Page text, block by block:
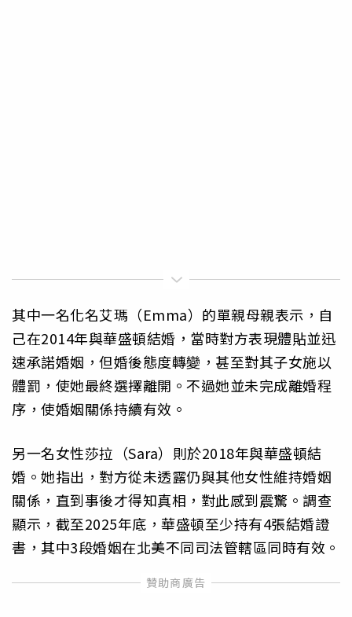
其中一名化名艾瑪（Emma）的單親母親表示，自
己在2014年與華盛頓結婚，當時對方表現體貼並迅
速承諾婚姻，但婚後態度轉變，甚至對其子女施以
體罰，使她最終選擇離開。不過她並未完成離婚程
序，使婚姻關係持續有效。
另一名女性莎拉（Sara）則於2018年與華盛頓結
婚。她指出，對方從未透露仍與其他女性維持婚姻
關係，直到事後才得知真相，對此感到震驚。調查
顯示，截至2025年底，華盛頓至少持有4張結婚證
書，其中3段婚姻在北美不同司法管轄區同時有效。